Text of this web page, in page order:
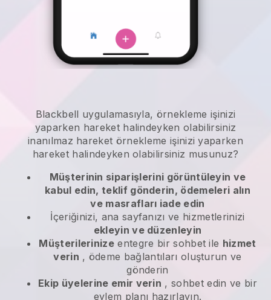
Blackbell uygulamasıyla, örnekleme işinizi
yaparken hareket halindeyken olabilirsiniz
inanılmaz hareket örnekleme işinizi yaparken
hareket halindeyken olabilirsiniz musunuz?
Müşterinin siparişlerini görüntüleyin ve
kabul edin, teklif gönderin, ödemeleri alın
ve masrafları iade edin
İçeriğinizi, ana sayfanızı ve hizmetlerinizi
ekleyin ve düzenleyin
Müşterilerinize entegre bir sohbet ile hizmet
verin , ödeme bağlantıları oluşturun ve
gönderin
Ekip üyelerine emir verin , sohbet edin ve bir
eylem planı hazırlayın.